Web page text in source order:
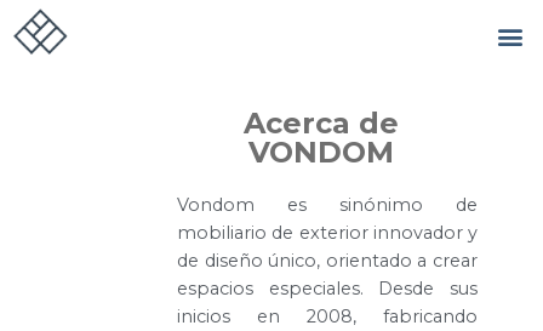
Acerca de
VONDOM
Vondom es sinónimo de
mobiliario de exterior innovador y
de diseño único, orientado a crear
espacios especiales. Desde sus
inicios en 2008, fabricando